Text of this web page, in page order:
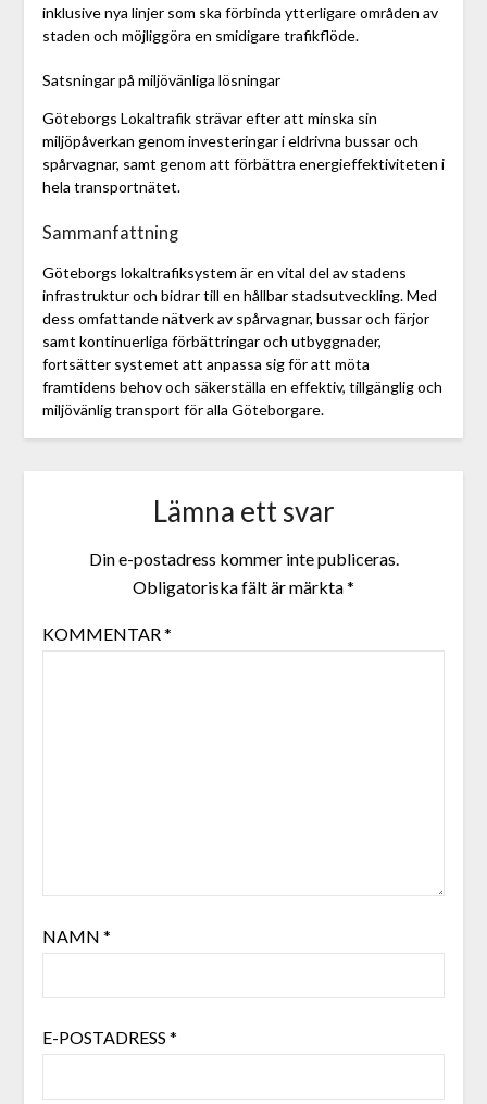
inklusive nya linjer som ska förbinda ytterligare områden av
staden och möjliggöra en smidigare trafikflöde.
Satsningar på miljövänliga lösningar
Göteborgs Lokaltrafik strävar efter att minska sin
miljöpåverkan genom investeringar i eldrivna bussar och
spårvagnar, samt genom att förbättra energieffektiviteten i
hela transportnätet.
Sammanfattning
Göteborgs lokaltrafiksystem är en vital del av stadens
infrastruktur och bidrar till en hållbar stadsutveckling. Med
dess omfattande nätverk av spårvagnar, bussar och färjor
samt kontinuerliga förbättringar och utbyggnader,
fortsätter systemet att anpassa sig för att möta
framtidens behov och säkerställa en effektiv, tillgänglig och
miljövänlig transport för alla Göteborgare.
Lämna ett svar
Din e-postadress kommer inte publiceras.
Obligatoriska fält är märkta*
KOMMENTAR*
NAMN *
E-POSTADRESS *